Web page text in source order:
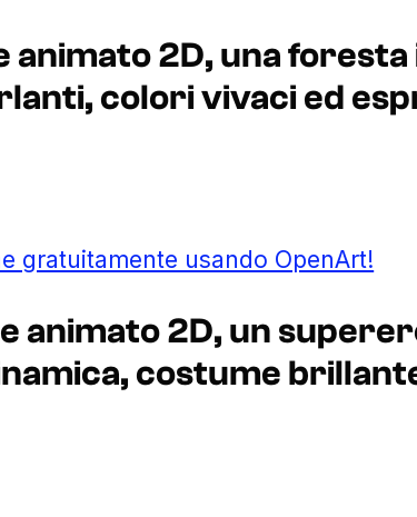
animato 2D, una
colori vivaci ed
gratuitamente usando OpenArt!
animato 2D, un
costume